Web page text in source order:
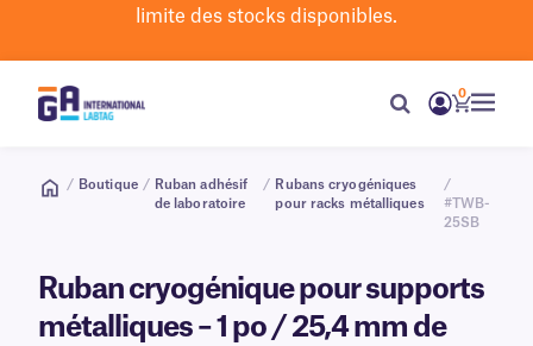
limite des stocks disponibles.
0
/ Boutique / Ruban adhésif
de laboratoire
/ Rubans cryogéniques
pour racks métalliques
/
#TWB-
25SB
Ruban cryogénique pour supports
métalliques – 1 po / 25,4 mm de